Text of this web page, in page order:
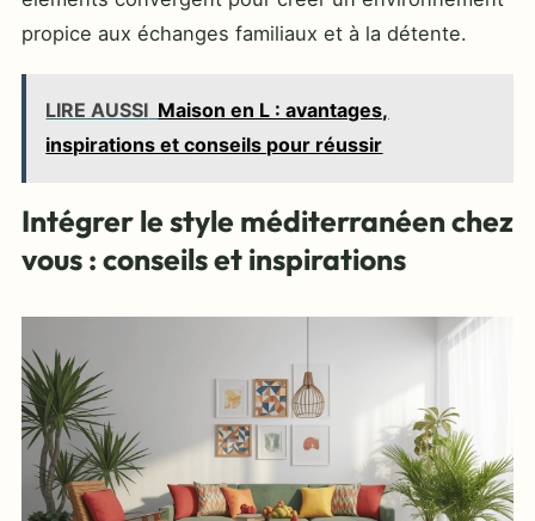
propice aux échanges familiaux et à la détente.
LIRE AUSSI Maison en L : avantages,
inspirations et conseils pour réussir
Intégrer le style méditerranéen chez
vous : conseils et inspirations